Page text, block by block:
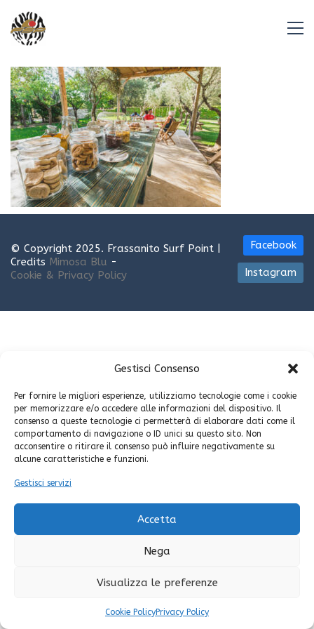
Gestisci Consenso
Per fornire le migliori esperienze, utilizziamo tecnologie come i cookie
per memorizzare e/o accedere alle informazioni del dispositivo. Il
consenso a queste tecnologie ci permetterà di elaborare dati come il
comportamento di navigazione o ID unici su questo sito. Non
acconsentire o ritirare il consenso può influire negativamente su
alcune caratteristiche e funzioni.
Gestisci servizi
Accetta
Nega
Visualizza le preferenze
Cookie PolicyPrivacy Policy
Facebook
Instagram
© Copyright 2025. Frassanito Surf Point |
Credits Mimosa Blu -
Cookie & Privacy Policy